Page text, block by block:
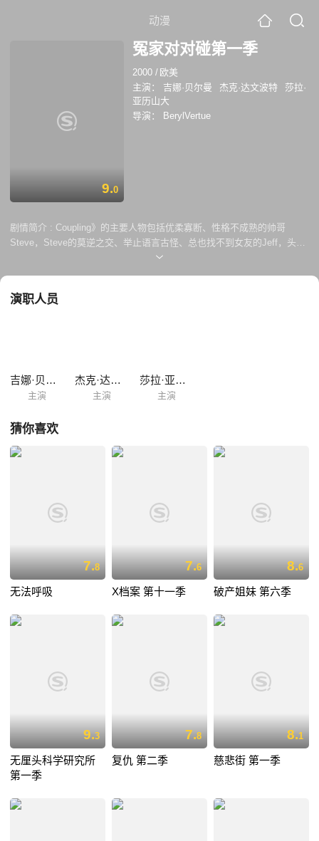
动漫
9.0
冤家对对碰第一季
2000 / 欧美
主演：
吉娜·贝尔曼 杰克·达文波特
莎拉·
亚历山大
导演：
BerylVertue
剧情简介 : Coupling》的主要人物包括优柔寡断、性格不成熟的帅哥
Steve，Steve的莫逆之交、举止语言古怪、总也找不到女友的Jeff，头脑
简单、外表性感的“donkey”Patrick三位对Porn、特别是lesbianporn非常热
Patrick）过的Susan，Susan的莫逆、对衰老和肥胖极度敏感的美容师
续……本剧的主线包括Steve和Susan之间逐渐正式起来的关系，Jeff寻找
艳遇过程中的种种意外以及后来和上司发展出来的一段关系，Patrick和
业和异性关系中的各种奇事，等等。
演职人员
吉娜·贝尔曼
主演
杰克·达文波特
主演
莎拉·亚历山大
主演
猜你喜欢
7.8
无法呼吸
7.6
X档案 第十一季
8.6
破产姐妹 第六季
9.3
无厘头科学研究所
第一季
7.8
复仇 第二季
8.1
慈悲街 第一季